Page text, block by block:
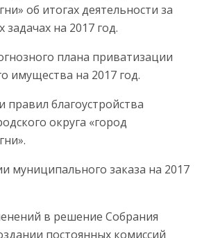
об итогах деятельности за
задачах на 2017 год.
плана приватизации
имущества на 2017 год.
благоустройства
округа «город
муниципального заказа на 2017
в решение Собрания
постоянных комиссий